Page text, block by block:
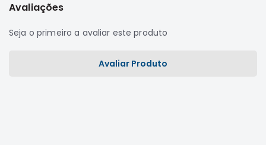
Motor
Freio
Avaliações
Seja o primeiro a avaliar este produto
Avaliar Produto